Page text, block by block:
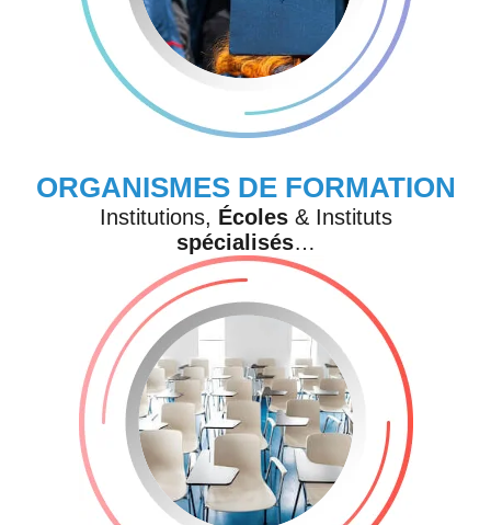
ORGANISMES DE FORMATION
Institutions, Écoles& Instituts
spécialisés…